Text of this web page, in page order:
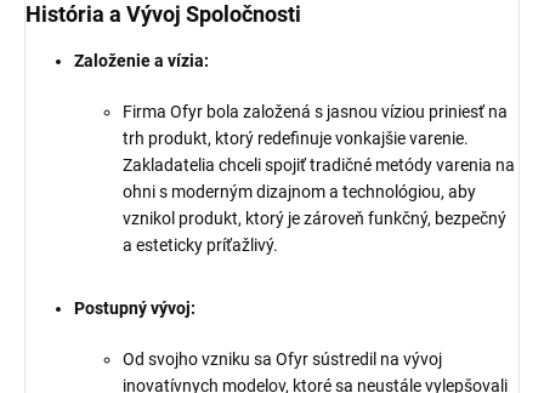
História a Vývoj Spoločnosti
Založenie a vízia:
Firma Ofyr bola založená s jasnou víziou priniesť na
trh produkt, ktorý redefinuje vonkajšie varenie.
Zakladatelia chceli spojiť tradičné metódy varenia na
ohni s moderným dizajnom a technológiou, aby
vznikol produkt, ktorý je zároveň funkčný, bezpečný
a esteticky príťažlivý.
Postupný vývoj:
Od svojho vzniku sa Ofyr sústredil na vývoj
inovatívnych modelov, ktoré sa neustále vylepšovali